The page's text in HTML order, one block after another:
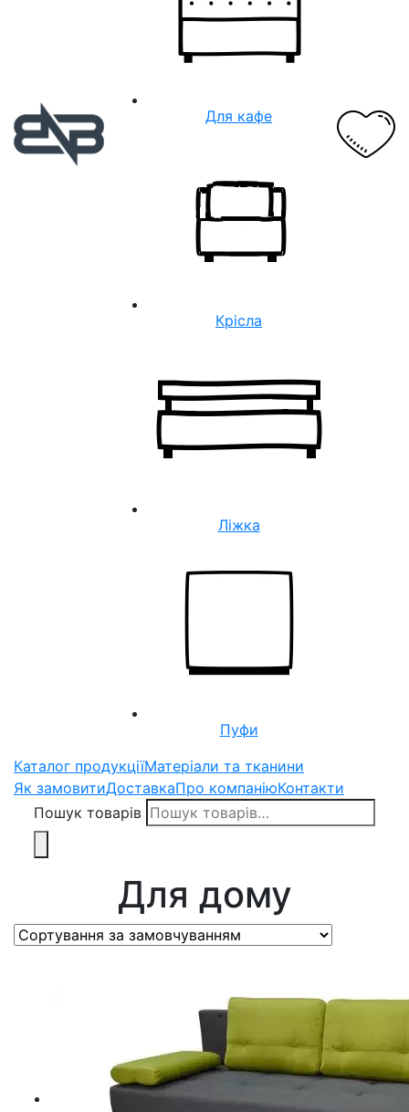
Для кафе
Крісла
Ліжка
Пуфи
Каталог продукціїМатеріали та тканини
Як замовитиДоставкаПро компаніюКонтакти
Пошук товарів
Для дому